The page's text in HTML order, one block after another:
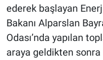
ederek başlayan
Bakanı Alparslan
Odası’nda yapılan
araya geldikten